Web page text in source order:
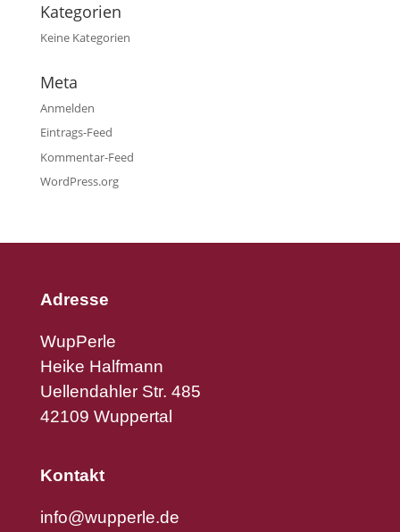
Kategorien
Keine Kategorien
Meta
Anmelden
Eintrags-Feed
Kommentar-Feed
WordPress.org
Adresse
WupPerle
Heike Halfmann
Uellendahler Str. 485
42109 Wuppertal
Kontakt
info@wupperle.de